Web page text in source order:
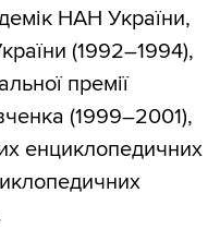
НАН України,
(1992–1994),
премії
(1999–2001),
енциклопедичних